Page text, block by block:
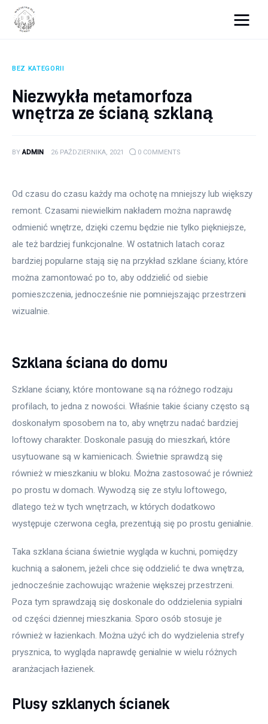
Remont
BEZ KATEGORII
Niezwykła metamorfoza
wnętrza ze ścianą szklaną
BY ADMIN 26 PAŹDZIERNIKA, 2021 0 COMMENTS
Od czasu do czasu każdy ma ochotę na mniejszy lub większy
remont. Czasami niewielkim nakładem można naprawdę
odmienić wnętrze, dzięki czemu będzie nie tylko piękniejsze,
ale też bardziej funkcjonalne. W ostatnich latach coraz
bardziej popularne stają się na przykład szklane ściany, które
można zamontować po to, aby oddzielić od siebie
pomieszczenia, jednocześnie nie pomniejszając przestrzeni
wizualnie.
Szklana ściana do domu
Szklane ściany, które montowane są na różnego rodzaju
profilach, to jedna z nowości. Właśnie takie ściany często są
doskonałym sposobem na to, aby wnętrzu nadać bardziej
loftowy charakter. Doskonale pasują do mieszkań, które
usytuowane są w kamienicach. Świetnie sprawdzą się
również w mieszkaniu w bloku. Można zastosować je również
po prostu w domach. Wywodzą się ze stylu loftowego,
dlatego też w tych wnętrzach, w których dodatkowo
występuje czerwona cegła, prezentują się po prostu genialnie.
Taka szklana ściana świetnie wygląda w kuchni, pomiędzy
kuchnią a salonem, jeżeli chce się oddzielić te dwa wnętrza,
jednocześnie zachowując wrażenie większej przestrzeni.
Poza tym sprawdzają się doskonale do oddzielenia sypialni
od części dziennej mieszkania. Sporo osób stosuje je
również w łazienkach. Można użyć ich do wydzielenia strefy
prysznica, to wygląda naprawdę genialnie w wielu różnych
aranżacjach łazienek.
Plusy szklanych ścianek